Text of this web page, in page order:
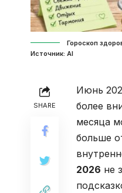
Гороскоп
Источник: Al
SHARE
Июнь
более
месяца
больше
2026 не